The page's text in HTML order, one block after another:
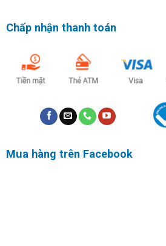
Chấp nhận thanh toán
Mua hàng trên Facebook